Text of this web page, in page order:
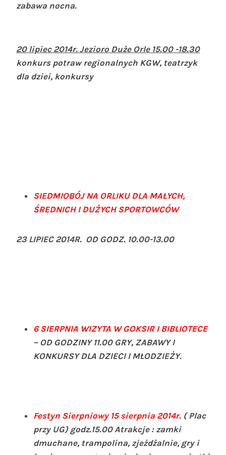
zabawa nocna.
20 lipiec 2014r. Jezioro Duże Orle 15.00 -18.30
konkurs potraw regionalnych KGW, teatrzyk
dla dziei, konkursy
SIEDMIOBÓJ NA ORLIKU DLA MAŁYCH,
ŚREDNICH I DUŻYCH SPORTOWCÓW
23 LIPIEC 2014R. OD GODZ. 10.00-13.00
6 SIERPNIA WIZYTA W GOKSIR I BIBLIOTECE
– OD GODZINY 11.00 GRY, ZABAWY I
KONKURSY DLA DZIECI I MŁODZIEŻY.
Festyn Sierpniowy15 sierpnia 2014r. ( Plac
przy UG) godz.15.00 Atrakcje : zamki
dmuchane, trampolina, zjeżdżalnie, gry i